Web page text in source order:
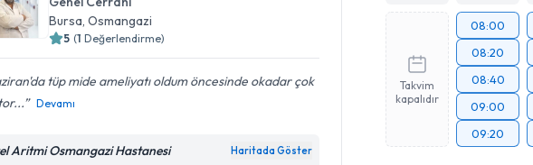
Bursa, Osmangazi
5 (1 Değerlendirme)
tüp mide ameliyatı oldum öncesinde okadar çok
Devamı
Aritmi Osmangazi Hastanesi Haritada Göster
Takvim
kapalıdır
08:00
08:20
08:40
09:00
09:20